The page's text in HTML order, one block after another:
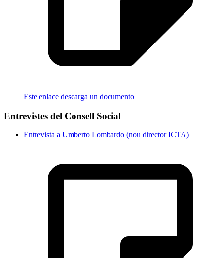
Este enlace descarga un documento
Entrevistes del Consell Social
Entrevista a Umberto Lombardo (nou director ICTA)